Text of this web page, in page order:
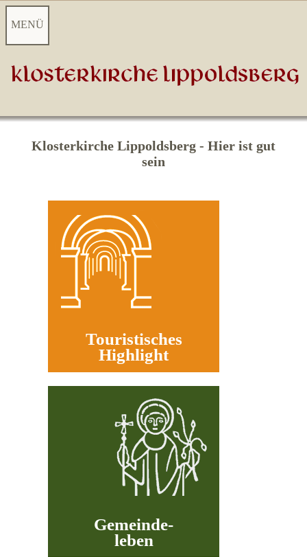
MENÜ
S tartseite
Touristisches Highlight
Kulturelles Zentrum
Gemeindeleben
Impressum
Datenschutz
Suche
Links
Klosterkirche Lippoldsberg - Hier ist gut
sein
Touristisches
Highlight
Gemeinde-
leben